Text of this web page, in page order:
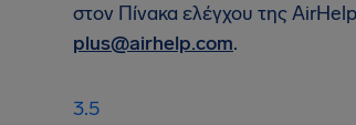
στον Πίνακα ελέγχου της
plus@airhelp.com.